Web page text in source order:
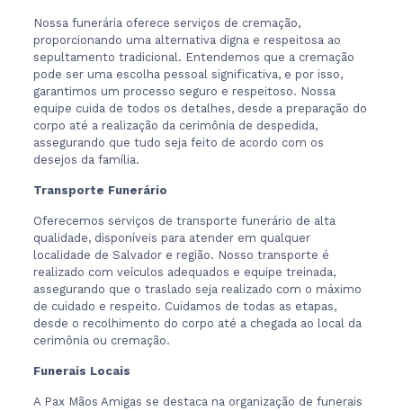
Nossa funerária oferece serviços de cremação,
proporcionando uma alternativa digna e respeitosa ao
sepultamento tradicional. Entendemos que a cremação
pode ser uma escolha pessoal significativa, e por isso,
garantimos um processo seguro e respeitoso. Nossa
equipe cuida de todos os detalhes, desde a preparação do
corpo até a realização da cerimônia de despedida,
assegurando que tudo seja feito de acordo com os
desejos da família.
Transporte Funerário
Oferecemos serviços de transporte funerário de alta
qualidade, disponíveis para atender em qualquer
localidade de Salvador e região. Nosso transporte é
realizado com veículos adequados e equipe treinada,
assegurando que o traslado seja realizado com o máximo
de cuidado e respeito. Cuidamos de todas as etapas,
desde o recolhimento do corpo até a chegada ao local da
cerimônia ou cremação.
Funerais Locais
A Pax Mãos Amigas se destaca na organização de funerais